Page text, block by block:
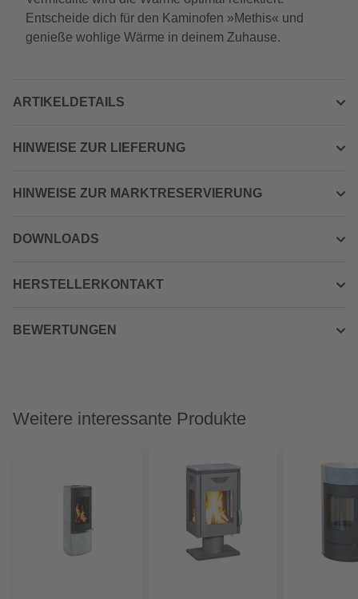
Entscheide dich für den Kaminofen »Methis« und
genieße wohlige Wärme in deinem Zuhause.
ARTIKELDETAILS
HINWEISE ZUR LIEFERUNG
HINWEISE ZUR MARKTRESERVIERUNG
DOWNLOADS
HERSTELLERKONTAKT
BEWERTUNGEN
Weitere interessante Produkte